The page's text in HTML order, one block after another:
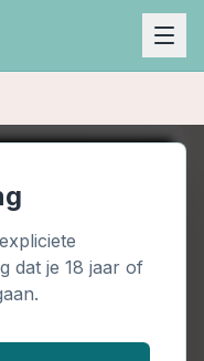
dat je 18 jaar of